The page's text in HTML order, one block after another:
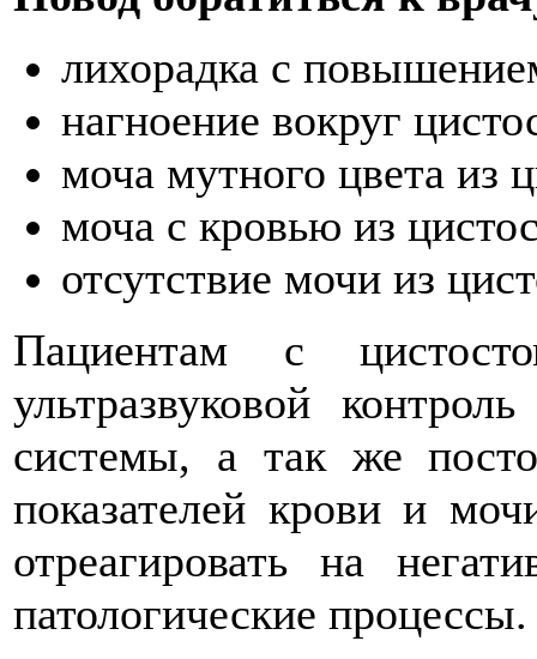
лихорадка с
нагноение вокруг
моча мутного цвета из
моча с кровью из
отсутствие мочи из
Пациентам с
ультразвуковой
системы, а так же
показателей крови и
отреагировать на
патологические процессы.